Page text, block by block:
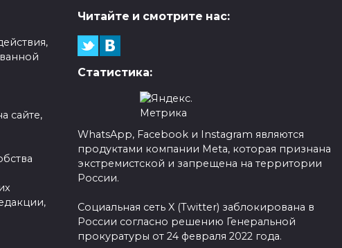
сайте,
Читайте и смотрите нас:
Статистика:
WhatsApp, Facebook и Instagram являются
продуктами компании Meta, которая признана
экстремистской и запрещена на территории
России.
Социальная сеть X (Twitter) заблокирована в
России согласно решению Генеральной
прокуратуры от 24 февраля 2022 года.